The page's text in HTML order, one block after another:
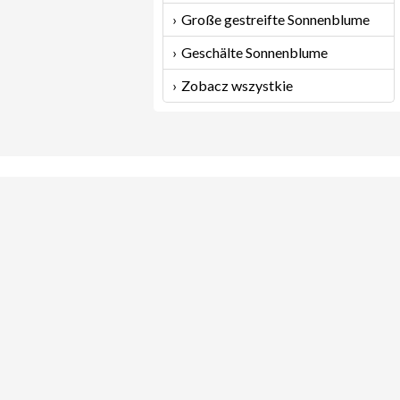
Große gestreifte Sonnenblume
Geschälte Sonnenblume
Zobacz wszystkie